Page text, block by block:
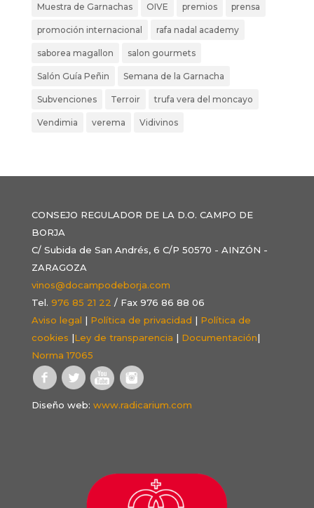
Muestra de Garnachas OIVE premios prensa
promoción internacional rafa nadal academy
saborea magallon salon gourmets
Salón Guía Peñin Semana de la Garnacha
Subvenciones Terroir trufa vera del moncayo
Vendimia verema Vidivinos
CONSEJO REGULADOR DE LA D.O. CAMPO DE
BORJA
C/ Subida de San Andrés, 6 C/P 50570 - AINZÓN -
ZARAGOZA
vinos@docampodeborja.com
Tel. 976 85 21 22 / Fax 976 86 88 06
Aviso legal | Política de privacidad | Política de
cookies |Ley de transparencia | Documentación|
Norma 17065
Diseño web: www.radicarium.com